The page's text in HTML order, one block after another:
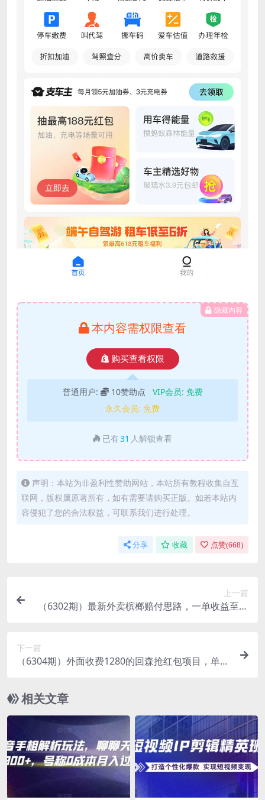
隐藏内容
本内容需权限查看
购买查看权限
普通用户: 10赞助点 VIP会员: 免费
永久会员: 免费
已有31 人解锁查看
声明：本站为非盈利性赞助网站，本站所有教程收集自互
联网，版权属原著所有，如有需要请购买正版。如若本站内
容侵犯了您的合法权益，可联系我们进行处理。
分享 收藏 点赞(668)
上一篇
（6302期）最新外卖槟榔赔付思路，一单收益至少
下一篇
（6304期）外面收费1280的回森抢红包项目，单号
相关文章